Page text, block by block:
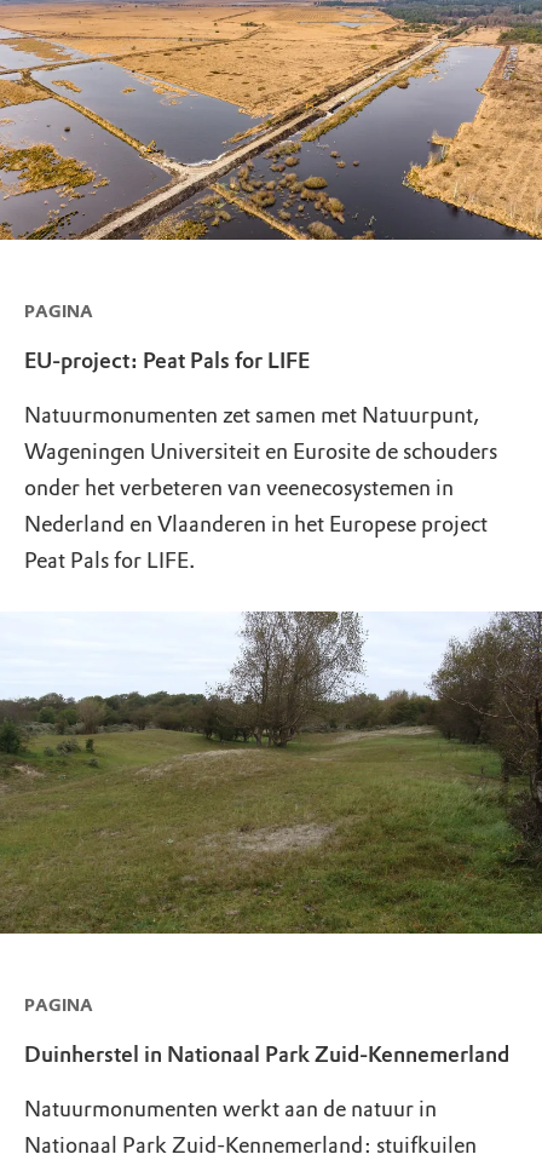
PAGINA
EU-project: Peat Pals for LIFE
Natuurmonumenten zet samen met Natuurpunt,
Wageningen Universiteit en Eurosite de schouders
onder het verbeteren van veenecosystemen in
Nederland en Vlaanderen in het Europese project
Peat Pals for LIFE.
PAGINA
Duinherstel in Nationaal Park Zuid-Kennemerland
Natuurmonumenten werkt aan de natuur in
Nationaal Park Zuid-Kennemerland: stuifkuilen